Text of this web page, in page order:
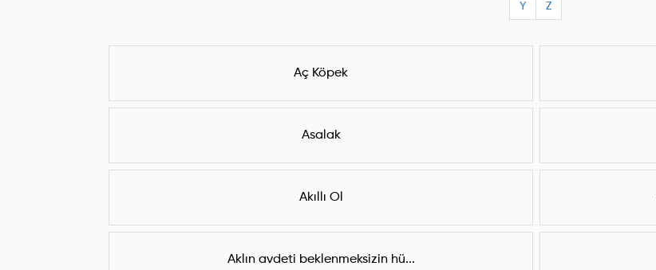
Y Z
Aç Köpek
Asalak
Akıllı Ol
Aklın avdeti beklenmeksizin hü...